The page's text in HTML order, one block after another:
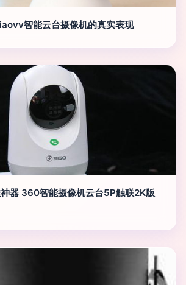
智能云台摄像机的真实表现
器 360智能摄像机云台5P触联2K版